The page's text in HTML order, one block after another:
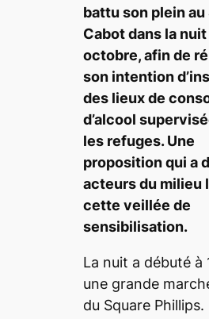
battu son plein au
Cabot dans la
octobre, afin de
son intention
des lieux de
d’alcool
les refuges. Une
proposition qui a
acteurs du milieu
cette veillée de
sensibilisation.
La nuit a débuté à
une grande
du Square